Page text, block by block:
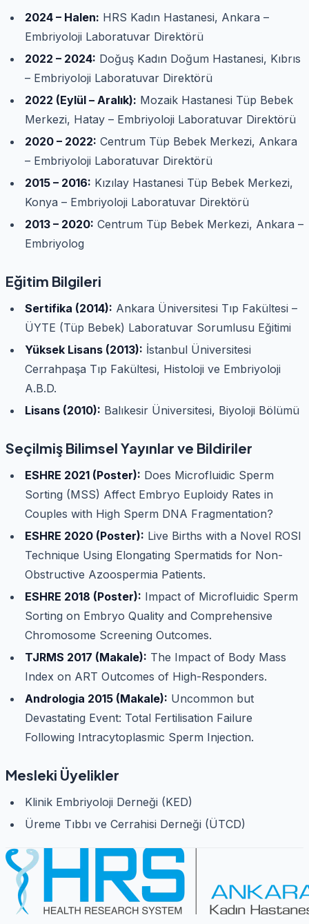
2024 – Halen: HRS Kadın Hastanesi, Ankara –
Embriyoloji Laboratuvar Direktörü
2022 – 2024: Doğuş Kadın Doğum Hastanesi, Kıbrıs
– Embriyoloji Laboratuvar Direktörü
2022 (Eylül – Aralık): Mozaik Hastanesi Tüp Bebek
Merkezi, Hatay – Embriyoloji Laboratuvar Direktörü
2020 – 2022: Centrum Tüp Bebek Merkezi, Ankara
– Embriyoloji Laboratuvar Direktörü
2015 – 2016: Kızılay Hastanesi Tüp Bebek Merkezi,
Konya – Embriyoloji Laboratuvar Direktörü
2013 – 2020: Centrum Tüp Bebek Merkezi, Ankara –
Embriyolog
Eğitim Bilgileri
Sertifika (2014): Ankara Üniversitesi Tıp Fakültesi –
ÜYTE (Tüp Bebek) Laboratuvar Sorumlusu Eğitimi
Yüksek Lisans (2013): İstanbul Üniversitesi
Cerrahpaşa Tıp Fakültesi, Histoloji ve Embriyoloji
A.B.D.
Lisans (2010): Balıkesir Üniversitesi, Biyoloji Bölümü
Seçilmiş Bilimsel Yayınlar ve Bildiriler
ESHRE 2021 (Poster): Does Microfluidic Sperm
Sorting (MSS) Affect Embryo Euploidy Rates in
Couples with High Sperm DNA Fragmentation?
ESHRE 2020 (Poster): Live Births with a Novel ROSI
Technique Using Elongating Spermatids for Non-
Obstructive Azoospermia Patients.
ESHRE 2018 (Poster): Impact of Microfluidic Sperm
Sorting on Embryo Quality and Comprehensive
Chromosome Screening Outcomes.
TJRMS 2017 (Makale): The Impact of Body Mass
Index on ART Outcomes of High-Responders.
Andrologia 2015 (Makale): Uncommon but
Devastating Event: Total Fertilisation Failure
Following Intracytoplasmic Sperm Injection.
Mesleki Üyelikler
Klinik Embriyoloji Derneği (KED)
Üreme Tıbbı ve Cerrahisi Derneği (ÜTCD)